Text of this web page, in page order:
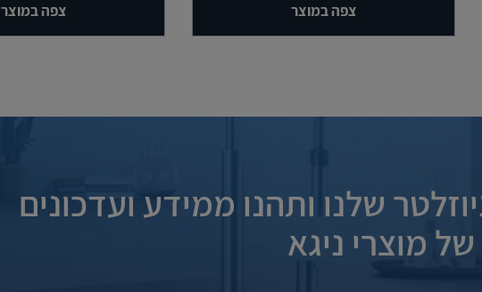
צפה במוצר צפה במוצר
שלנו ותהנו ממידע ועדכונים
מוצרי ניגא